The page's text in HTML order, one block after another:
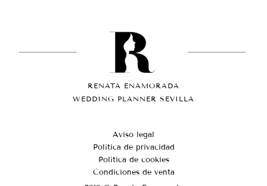
RENATA ENAMORADA
WEDDING PLANNER SEVILLA
Aviso legal
Política de privacidad
Política de cookies
Condiciones de venta